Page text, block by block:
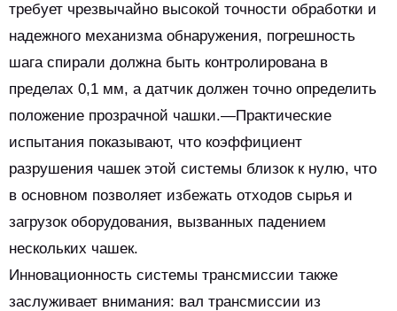
требует чрезвычайно высокой точности обработки и
надежного механизма обнаружения, погрешность
шага спирали должна быть контролирована в
пределах 0,1 мм, а датчик должен точно определить
положение прозрачной чашки.—Практические
испытания показывают, что коэффициент
разрушения чашек этой системы близок к нулю, что
в основном позволяет избежать отходов сырья и
загрузок оборудования, вызванных падением
нескольких чашек.
Инновационность системы трансмиссии также
заслуживает внимания: вал трансмиссии из